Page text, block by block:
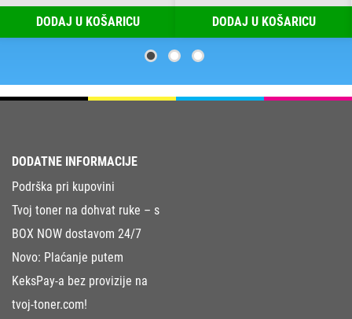
DODAJ U KOŠARICU DODAJ U KOŠARICU
DODATNE INFORMACIJE
Podrška pri kupovini
Tvoj toner na dohvat ruke – s
BOX NOW dostavom 24/7
Novo: Plaćanje putem
KeksPay-a bez provizije na
tvoj-toner.com!